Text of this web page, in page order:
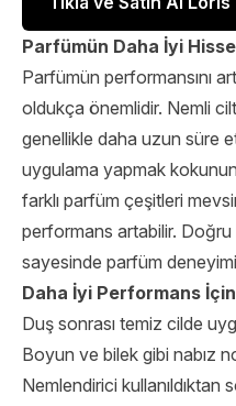
Parfümün Daha İyi
Parfümün performansını
oldukça önemlidir. Nemli
genellikle daha uzun süre
uygulama yapmak kokunun
farklı parfüm çeşitleri
performans artabilir. Doğru
sayesinde parfüm deneyimi
Daha İyi Performans
Duş sonrası temiz cilde
Boyun ve bilek gibi nabız
Nemlendirici kullanıldıktan